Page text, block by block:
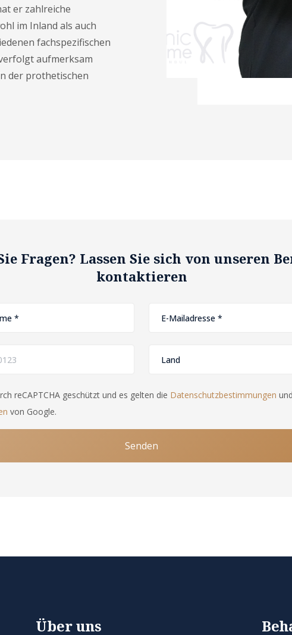
er zahlreiche
im Inland als auch
fachspezifischen
aufmerksam
der prothetischen
Fragen? Lassen Sie sich von unseren
kontaktieren
reCAPTCHA geschützt und es gelten die Datenschutzbestimmungen und
von Google.
Senden
Über uns